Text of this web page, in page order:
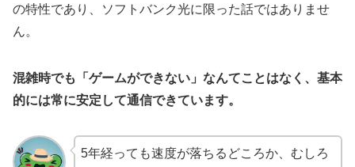
の特性であり、ソフトバンク光に限った話ではありませ
ん。
混雑時でも「ゲームができない」なんてことはなく、基本
的には常に安定して通信できています。
5年経っても速度が落ちるどころか、むしろ